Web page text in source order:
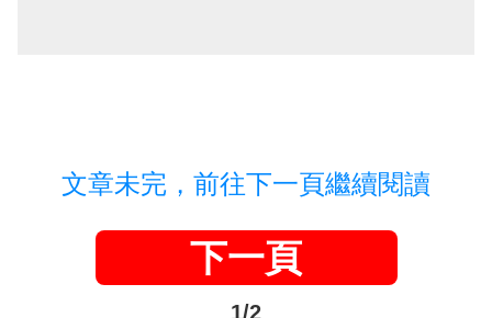
文章未完，前往下一頁繼續閱讀
下一頁
1/2